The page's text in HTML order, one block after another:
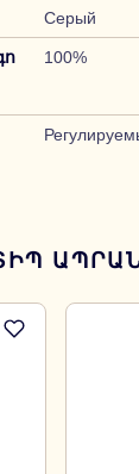
Серый
100%